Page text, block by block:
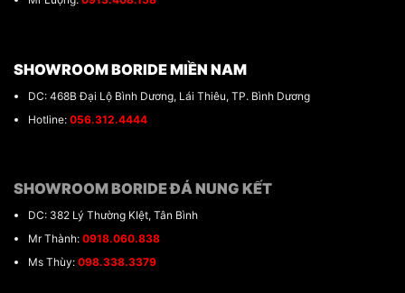
SHOWROOM BORIDE MIỀN NAM
DC: 468B Đại Lộ Bình Dương, Lái Thiêu, TP. Bình Dương
Hotline: 056.312.4444
SHOWROOM BORIDE ĐÁ NUNG KẾT
DC: 382 Lý Thường KIệt, Tân Bình
Mr Thành: 0918.060.838
Ms Thùy: 098.338.3379